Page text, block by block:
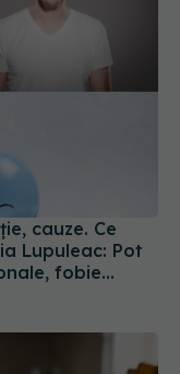
Lupuleac: Pot
fobie